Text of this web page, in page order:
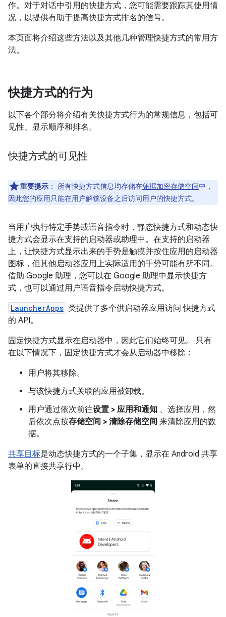
作。对于对话中引用的快捷方式，您可能需要跟踪其使用情
况，以提供有助于提高快捷方式排名的信号。
本页面将介绍这些方法以及其他几种管理快捷方式的常用方
法。
快捷方式的行为
以下各个部分将介绍有关快捷方式行为的常规信息，包括可
见性、显示顺序和排名。
快捷方式的可见性
重要提示 ： 所有快捷方式信息均存储在凭据加密存储空间中，
因此您的应用只能在用户解锁设备之后访问用户的快捷方式。
当用户执行特定手势或语音指令时，静态快捷方式和动态快
捷方式会显示在支持的启动器或助理中。在支持的启动器
上，让快捷方式显示出来的手势是触摸并按住应用的启动器
图标，但其他启动器应用上实际适用的手势可能有所不同。
借助 Google 助理，您可以在 Google 助理中显示快捷方
式，也可以通过用户语音指令启动快捷方式。
LauncherApps 类提供了多个供启动器应用访问 快捷方式
的 API。
固定快捷方式显示在启动器中，因此它们始终可见。 只有
在以下情况下，固定快捷方式才会从启动器中移除：
用户将其移除。
与该快捷方式关联的应用被卸载。
用户通过依次前往设置 > 应用和通知 、选择应用，然
后依次点按存储空间 > 清除存储空间 来清除应用的数
据。
共享目标是动态快捷方式的一个子集，显示在 Android 共享
表单的直接共享行中。